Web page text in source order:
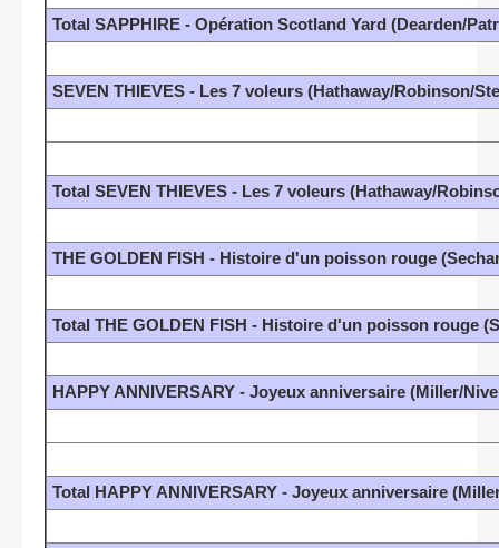
Total SAPPHIRE - Opération Scotland Yard (Dearden/
SEVEN THIEVES - Les 7 voleurs (Hathaway/Robinson/
Total SEVEN THIEVES - Les 7 voleurs (Hathaway/
THE GOLDEN FISH - Histoire d'un poisson rouge
Total THE GOLDEN FISH - Histoire d'un poisson rouge
HAPPY ANNIVERSARY - Joyeux anniversaire (Miller/
Total HAPPY ANNIVERSARY - Joyeux anniversaire